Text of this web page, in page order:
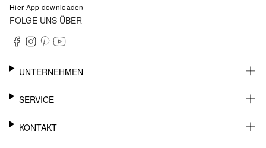
Hier App downloaden
FOLGE UNS ÜBER
UNTERNEHMEN
KARRIERE
BARRIEREFREIHEIT
SERVICE
WHATSAPP
KONTAKT